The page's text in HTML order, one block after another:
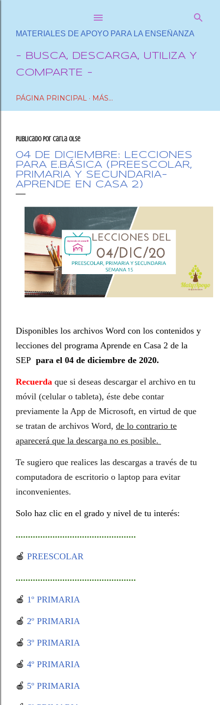
Ir al contenido principal
MATERIALES DE APOYO PARA LA ENSEÑANZA
- BUSCA, DESCARGA, UTILIZA Y
COMPARTE -
PÁGINA PRINCIPAL MÁS…
Publicado por Carla OlSe
04 DE DICIEMBRE: LECCIONES
PARA E.BÁSICA (PREESCOLAR,
PRIMARIA Y SECUNDARIA-
APRENDE EN CASA 2)
Disponibles los archivos Word con los contenidos y
lecciones del programa Aprende en Casa 2 de la
SEP para el 04 de diciembre de 2020.
Recuerda que si deseas descargar el archivo en tu
móvil (celular o tableta), éste debe contar
previamente la App de Microsoft, en virtud de que
se tratan de archivos Word, de lo contrario te
aparecerá que la descarga no es posible.
Te sugiero que realices las descargas a través de tu
computadora de escritorio o laptop para evitar
inconvenientes.
Solo haz clic en el grado y nivel de tu interés:
.................................................
🍎 PREESCOLAR
.................................................
🍎 1º PRIMARIA
🍎 2º PRIMARIA
🍎 3º PRIMARIA
🍎 4º PRIMARIA
🍎 5º PRIMARIA